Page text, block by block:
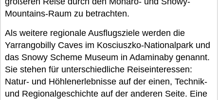
Mountains-Raum zu betrachten.
Als weitere regionale Ausflugsziele werden die
Yarrangobilly Caves im Kosciuszko-Nationalpark und
das Snowy Scheme Museum in Adaminaby genannt.
Sie stehen für unterschiedliche Reiseinteressen:
Natur- und Höhlenerlebnisse auf der einen, Technik-
und Regionalgeschichte auf der anderen Seite. Eine